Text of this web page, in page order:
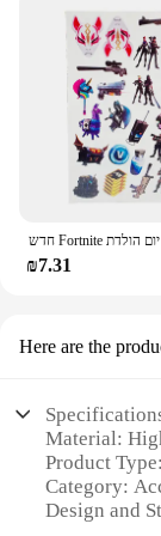
₪7.31
Here are the
Material:
Product
Category:
Design and